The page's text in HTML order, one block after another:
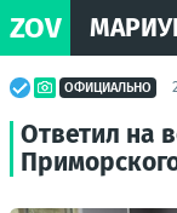
ZOV
ОФИЦИАЛЬНО
Ответил на